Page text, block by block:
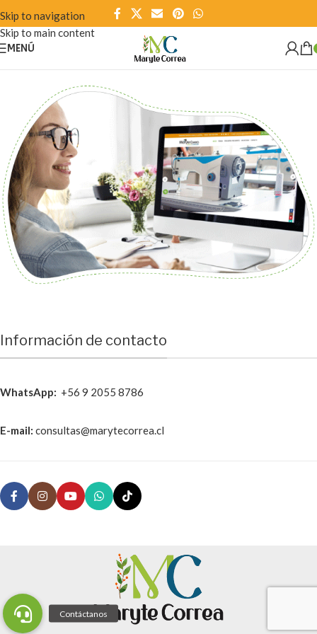
Skip to navigation
Skip to main content
MENÚ
Información de contacto
WhatsApp: +56 9 2055 8786
E-mail: consultas@marytecorrea.cl